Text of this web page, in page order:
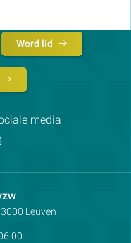
Contactpersoon:
Leuven
00
Word lid
media